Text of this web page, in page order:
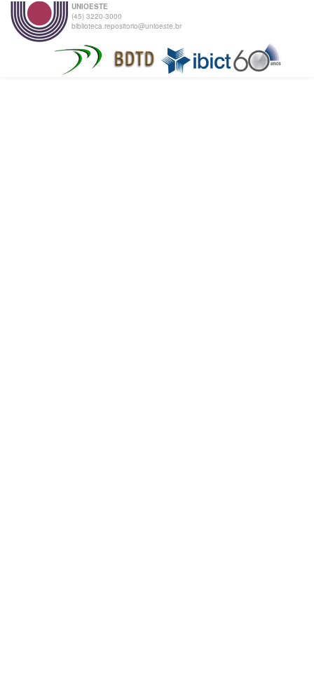
UNIOESTE
(45) 3220-3000
biblioteca.repositorio@unioeste.br